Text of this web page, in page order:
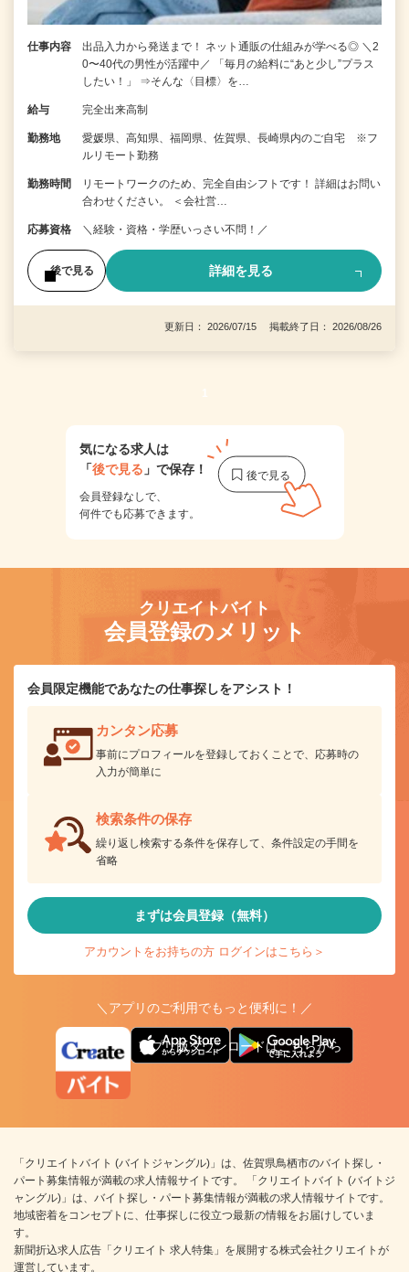
仕事内容
出品入力から発送まで！ ネット通販の仕組みが学べる◎ ＼2
0〜40代の男性が活躍中／ 「毎月の給料に“あと少し”プラス
したい！」 ⇒そんな〈目標〉を…
給与 完全出来高制
勤務地
愛媛県、高知県、福岡県、佐賀県、長崎県内のご自宅 ※フ
ルリモート勤務
勤務時間
リモートワークのため、完全自由シフトです！ 詳細はお問い
合わせください。 ＜会社営…
応募資格 ＼経験・資格・学歴いっさい不問！／
後で見る 詳細を見る
更新日： 2026/07/15 掲載終了日： 2026/08/26
1
気になる求人は
「後で見る 」で保存！
会員登録なしで、
何件でも応募できます。
クリエイトバイト
会員登録のメリット
会員限定機能であなたの仕事探しをアシスト！
カンタン応募
事前にプロフィールを登録しておくことで、応募時の
入力が簡単に
検索条件の保存
繰り返し検索する条件を保存して、条件設定の手間を
省略
まずは会員登録（無料）
アカウントをお持ちの方 ログインはこちら＞
＼アプリのご利用でもっと便利に！／
アプリ版ダウンロードはこちらから
「クリエイトバイト (バイトジャングル)」は、佐賀県鳥栖市のバイト探し・
パート募集情報が満載の求人情報サイトです。 「クリエイトバイト (バイトジ
ャングル)」は、バイト探し・パート募集情報が満載の求人情報サイトです。
地域密着をコンセプトに、仕事探しに役立つ最新の情報をお届けしていま
す。
新聞折込求人広告「クリエイト 求人特集」を展開する株式会社クリエイトが
運営しています。